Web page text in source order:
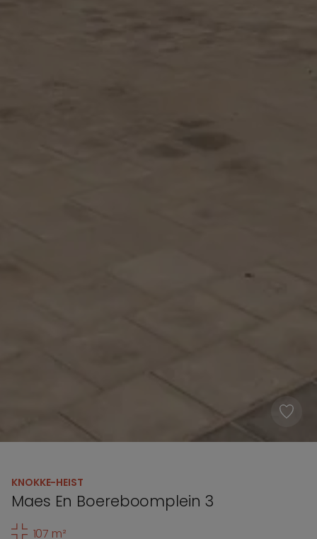
KNOKKE-HEIST
Maes En Boereboomplein 3
107 m²